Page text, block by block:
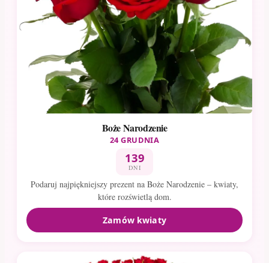
Boże Narodzenie
24 GRUDNIA
139
DNI
Podaruj najpiękniejszy prezent na Boże Narodzenie – kwiaty,
które rozświetlą dom.
Zamów kwiaty